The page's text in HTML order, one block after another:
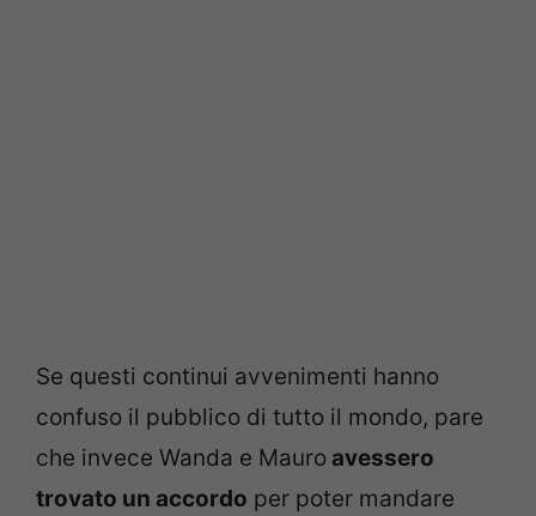
Se questi continui avvenimenti hanno
confuso il pubblico di tutto il mondo, pare
che invece Wanda e Mauroavessero
trovato un accordo per poter mandare